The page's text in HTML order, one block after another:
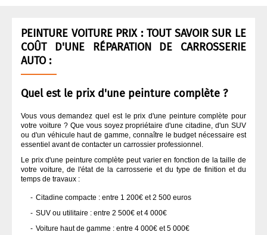
COLLES
DÉGRAISSANT CARROSSERIE
DURCISSEUR
FINITION
MASQUAGE CARROSSERIE
PEINTURE VOITURE PRIX : TOUT SAVOIR SUR LE
COÛT D'UNE RÉPARATION DE CARROSSERIE
AUTO :
Quel est le prix d'une peinture complète ?
Vous vous demandez quel est le prix d'une peinture complète pour
votre voiture ? Que vous soyez propriétaire d'une citadine, d'un SUV
ou d'un véhicule haut de gamme, connaître le budget nécessaire est
essentiel avant de contacter un carrossier professionnel.
Le prix d'une peinture complète peut varier en fonction de la taille de
votre voiture, de l'état de la carrosserie et du type de finition et du
temps de travaux :
Citadine compacte : entre 1 200€ et 2 500 euros
SUV ou utilitaire : entre 2 500€ et 4 000€
Voiture haut de gamme : entre 4 000€ et 5 000€